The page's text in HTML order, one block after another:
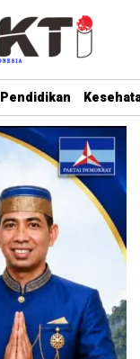
Pendidikan